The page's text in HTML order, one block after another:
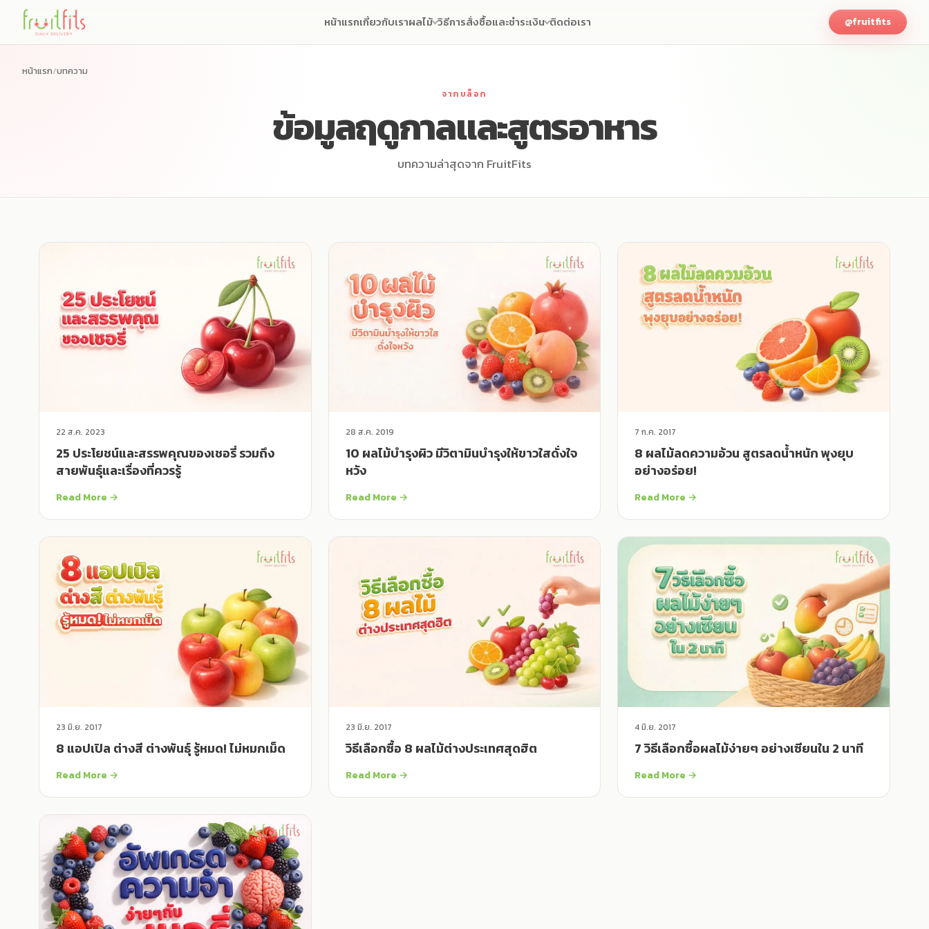
content
หน้าแรกเกี่ยวกับเราผลไม้ วิธีการสั่งซื้อและชำระเงิน ติดต่อเรา @fruitfits
หน้าแรก/บทความ
จากบล็อก
ข้อมูลฤดูกาลและสูตรอาหาร
บทความล่าสุดจาก FruitFits
22 ส.ค. 2023
25 ประโยชน์และสรรพคุณของเชอรี่ รวมถึง
สายพันธุ์และเรื่องที่ควรรู้
Read More →
28 ส.ค. 2019
10 ผลไม้บำรุงผิว มีวิตามินบำรุงให้ขาวใสดั่งใจ
หวัง
Read More →
7 ก.ค. 2017
8 ผลไม้ลดความอ้วน สูตรลดน้ำหนัก พุงยุบ
อย่างอร่อย!
Read More →
23 มิ.ย. 2017
8 แอปเปิล ต่างสี ต่างพันธุ์ รู้หมด! ไม่หมกเม็ด
Read More →
23 มิ.ย. 2017
วิธีเลือกซื้อ 8 ผลไม้ต่างประเทศสุดฮิต
Read More →
4 มิ.ย. 2017
7 วิธีเลือกซื้อผลไม้ง่ายๆ อย่างเซียนใน 2 นาที
Read More →